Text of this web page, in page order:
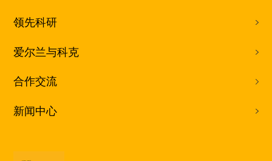
领先科研
爱尔兰与科克
合作交流
新闻中心